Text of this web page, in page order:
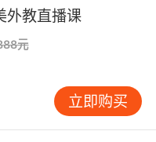
兴奋，到能撰写
学员的案例显示，
阅读等级从2.8提升
均水平。这种可视
结语 10岁英语阅读
实现语言能力与思
教学实践揭示：当
外教直播课
元
立即购买